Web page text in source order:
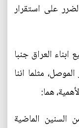
على استقرار
العراق جنبا
مثلما اننا
هما:
السنين الماضية